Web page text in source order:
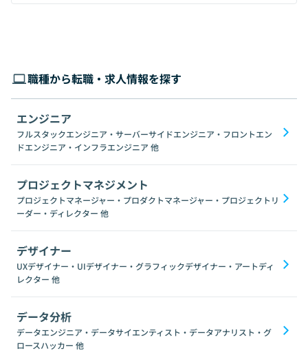
職種から転職・求人情報を探す
エンジニア
フルスタックエンジニア・サーバーサイドエンジニア・フロントエン
ドエンジニア・インフラエンジニア 他
プロジェクトマネジメント
プロジェクトマネージャー・プロダクトマネージャー・プロジェクトリ
ーダー・ディレクター 他
デザイナー
UXデザイナー・UIデザイナー・グラフィックデザイナー・アートディ
レクター 他
データ分析
データエンジニア・データサイエンティスト・データアナリスト・グ
ロースハッカー 他